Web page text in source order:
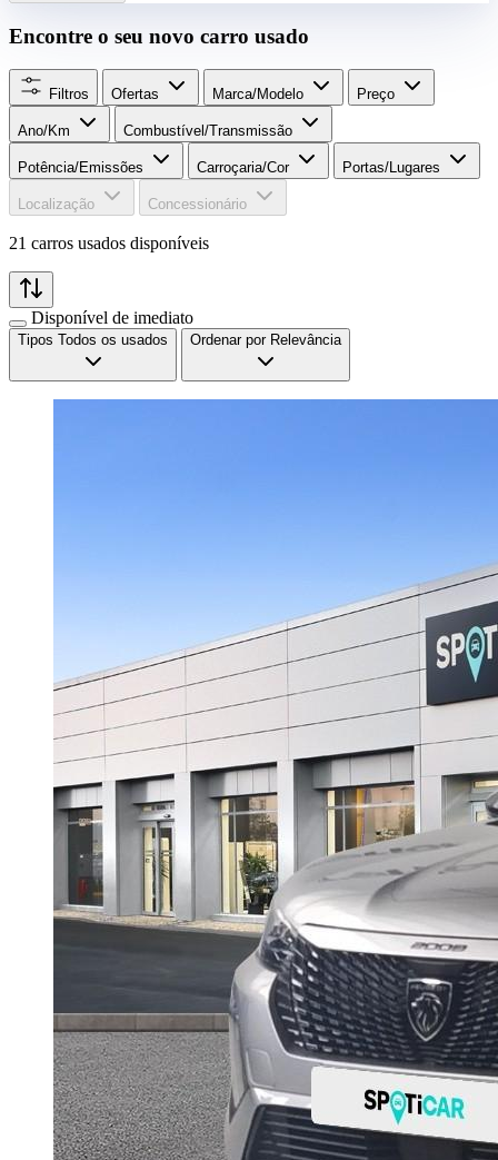
Encontre o seu novo carro usado
Filtros Ofertas Marca/Modelo Preço
Ano/Km Combustível/​Transmissão
Potência/Emissões Carroçaria/Cor Portas/Lugares
Localização Concessionário
21 carros usados disponíveis
Disponível de imediato
Tipos Todos os usados Ordenar por Relevância